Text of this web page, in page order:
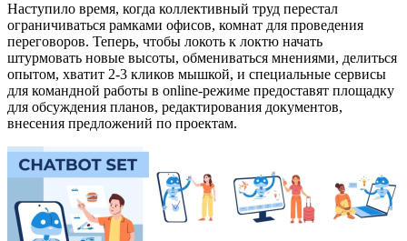
Наступило время, когда коллективный труд перестал
ограничиваться рамками офисов, комнат для проведения
переговоров. Теперь, чтобы локоть к локтю начать
штурмовать новые высоты, обмениваться мнениями, делиться
опытом, хватит 2-3 кликов мышкой, и специальные сервисы
для командной работы в online-режиме предоставят площадку
для обсуждения планов, редактирования документов,
внесения предложений по проектам.